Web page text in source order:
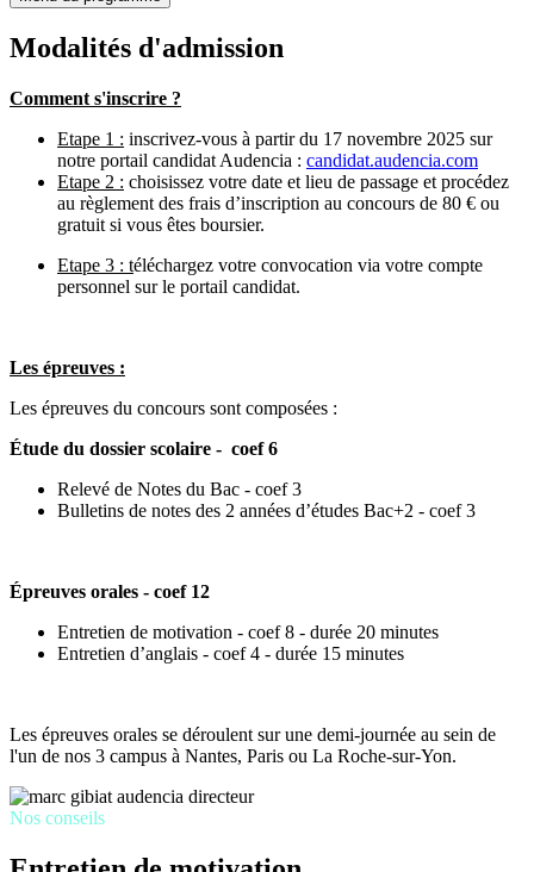
Modalités d'admission
Comment s'inscrire ?
Etape 1 : inscrivez-vous à partir du 17 novembre 2025 sur
notre portail candidat Audencia : candidat.audencia.com
Etape 2 : choisissez votre date et lieu de passage et procédez
au règlement des frais d’inscription au concours de 80 € ou
gratuit si vous êtes boursier.
Etape 3 : téléchargez votre convocation via votre compte
personnel sur le portail candidat.
Les épreuves :
Les épreuves du concours sont composées :
Étude du dossier scolaire - coef 6
Relevé de Notes du Bac - coef 3
Bulletins de notes des 2 années d’études Bac+2 - coef 3
Épreuves orales - coef 12
Entretien de motivation - coef 8 - durée 20 minutes
Entretien d’anglais - coef 4 - durée 15 minutes
Les épreuves orales se déroulent sur une demi-journée au sein de
l'un de nos 3 campus à Nantes, Paris ou La Roche-sur-Yon.
Nos conseils